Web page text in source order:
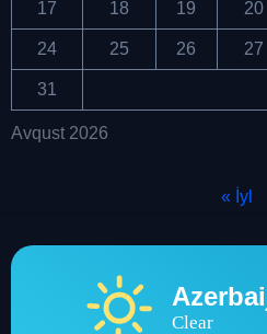
Avqust 2026
17 18 19 20
24 25 26 27
31
« İyl
Clear